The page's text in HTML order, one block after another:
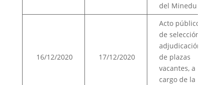
del Minedu
16/12/2020 17/12/2020
Acto público
de selección y
adjudicación
de plazas
vacantes, a
cargo de la